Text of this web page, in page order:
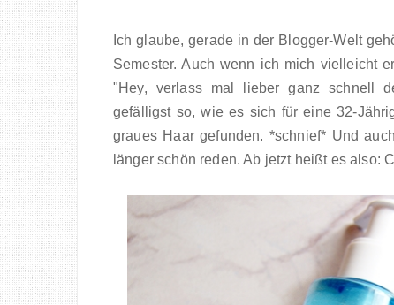
Ich glaube, gerade in der Blogger-Welt
Semester. Auch wenn ich mich vielleicht
"Hey, verlass mal lieber ganz schnell
gefälligst so, wie es sich für eine 32-
graues Haar gefunden. *schnief* Und
länger schön reden. Ab jetzt heißt es also: